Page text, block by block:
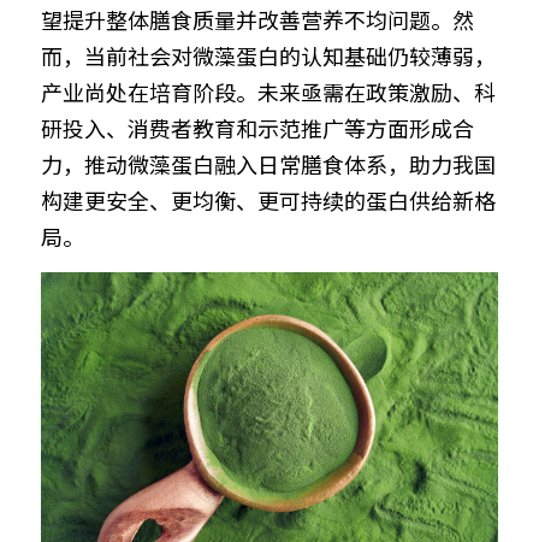
望提升整体膳食质量并改善营养不均问题。然
而，当前社会对微藻蛋白的认知基础仍较薄弱，
产业尚处在培育阶段。未来亟需在政策激励、科
研投入、消费者教育和示范推广等方面形成合
力，推动微藻蛋白融入日常膳食体系，助力我国
构建更安全、更均衡、更可持续的蛋白供给新格
局。